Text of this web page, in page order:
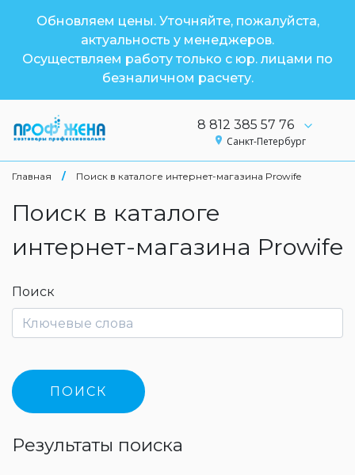
Обновляем цены. Уточняйте, пожалуйста,
актуальность у менеджеров.
Осуществляем работу только с юр. лицами по
безналичном расчету.
8 812 385 57 76
Санкт-Петербург
Главная / Поиск в каталоге интернет-магазина Prowife
Поиск в каталоге
интернет-магазина Prowife
Поиск
Результаты поиска